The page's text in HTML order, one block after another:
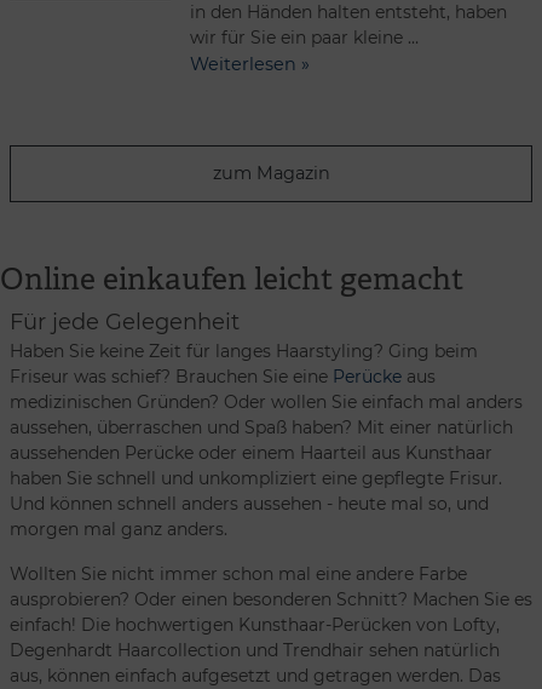
in den Händen halten entsteht, haben
wir für Sie ein paar kleine …
Weiterlesen »
zum Magazin
Online einkaufen leicht gemacht
Für jede Gelegenheit
Haben Sie keine Zeit für langes Haarstyling? Ging beim
Friseur was schief? Brauchen Sie eine Perücke aus
medizinischen Gründen? Oder wollen Sie einfach mal anders
aussehen, überraschen und Spaß haben? Mit einer natürlich
aussehenden Perücke oder einem Haarteil aus Kunsthaar
haben Sie schnell und unkompliziert eine gepflegte Frisur.
Und können schnell anders aussehen - heute mal so, und
morgen mal ganz anders.
Wollten Sie nicht immer schon mal eine andere Farbe
ausprobieren? Oder einen besonderen Schnitt? Machen Sie es
einfach! Die hochwertigen Kunsthaar-Perücken von Lofty,
Degenhardt Haarcollection und Trendhair sehen natürlich
aus, können einfach aufgesetzt und getragen werden. Das